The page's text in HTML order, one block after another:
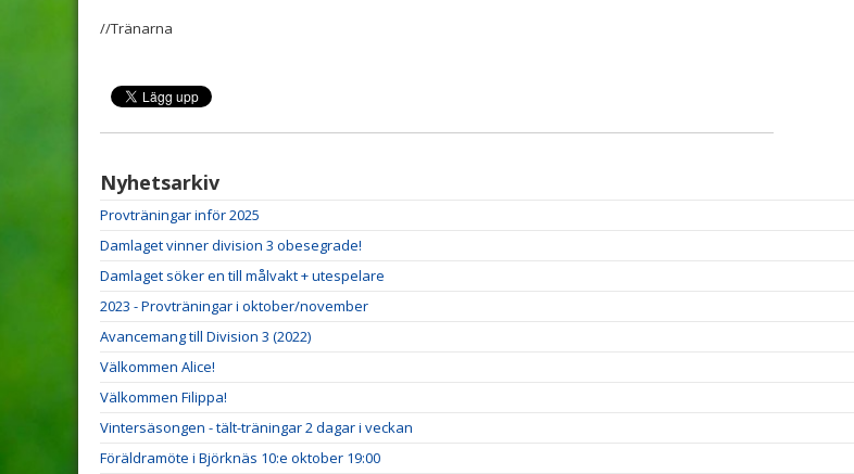
//Tränarna
Nyhetsarkiv
Provträningar inför 2025
Damlaget vinner division 3 obesegrade!
Damlaget söker en till målvakt + utespelare
2023 - Provträningar i oktober/november
Avancemang till Division 3 (2022)
Välkommen Alice!
Välkommen Filippa!
Vintersäsongen - tält-träningar 2 dagar i veckan
Föräldramöte i Björknäs 10:e oktober 19:00